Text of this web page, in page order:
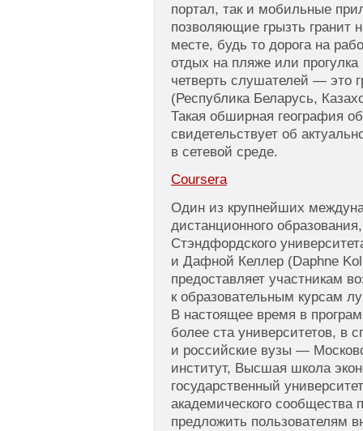
портал, так и мобильные
позволяющие грызть
месте, будь то дорога на
отдых на пляже или
четверть слушателей — это
(Республика Беларусь,
Такая обширная география
свидетельствует об
в сетевой среде.
Coursera
Один из крупнейших
дистанционного
Стэндфордского
и Дафной Келлер (Daphne
предоставляет участникам
к образовательным курсам
В настоящее время в
более ста университетов, в
и российские вузы —
институт, Высшая школа
государственный
академического сообщества
предложить пользователям